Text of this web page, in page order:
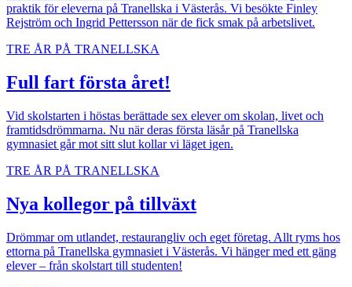
praktik för eleverna på Tranellska i Västerås. Vi besökte Finley
Rejström och Ingrid Pettersson när de fick smak på arbetslivet.
TRE ÅR PÅ TRANELLSKA
Full fart första året!
Vid skolstarten i höstas berättade sex elever om skolan, livet och
framtidsdrömmarna. Nu när deras första läsår på Tranellska
gymnasiet går mot sitt slut kollar vi läget igen.
TRE ÅR PÅ TRANELLSKA
Nya kollegor på tillväxt
Drömmar om utlandet, restaurangliv och eget företag. Allt ryms hos
ettorna på Tranellska gymnasiet i Västerås. Vi hänger med ett gäng
elever – från skolstart till studenten!